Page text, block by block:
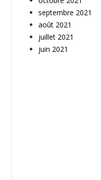
septembre 2021
août 2021
juillet 2021
juin 2021